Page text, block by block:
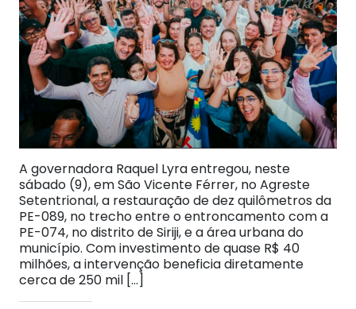
A governadora Raquel Lyra entregou, neste
sábado (9), em São Vicente Férrer, no Agreste
Setentrional, a restauração de dez quilômetros da
PE-089, no trecho entre o entroncamento com a
PE-074, no distrito de Siriji, e a área urbana do
município. Com investimento de quase R$ 40
milhões, a intervenção beneficia diretamente
cerca de 250 mil […]